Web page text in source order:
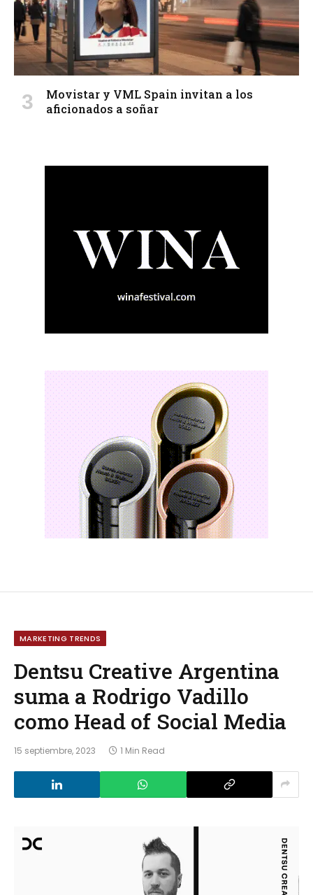
Movistar y VML Spain invitan a los
aficionados a soñar
MARKETING TRENDS
Dentsu Creative Argentina
suma a Rodrigo Vadillo
como Head of Social Media
15 septiembre, 2023 1 Min Read